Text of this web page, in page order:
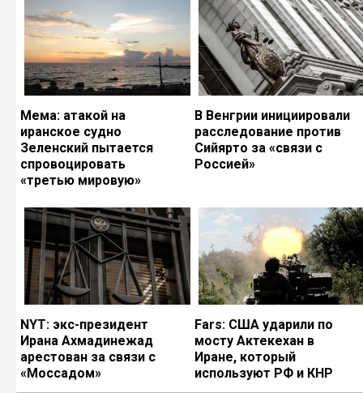
Мема: атакой на
иранское судно
Зеленский пытается
спровоцировать
«третью мировую»
В Венгрии инициировали
расследование против
Сийярто за «связи с
Россией»
NYT: экс-президент
Ирана Ахмадинежад
арестован за связи с
«Моссадом»
Fars: США ударили по
мосту Актекехан в
Иране, который
используют РФ и КНР